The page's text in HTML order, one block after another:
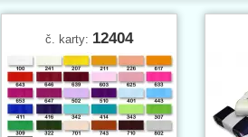
č. karty: 12404